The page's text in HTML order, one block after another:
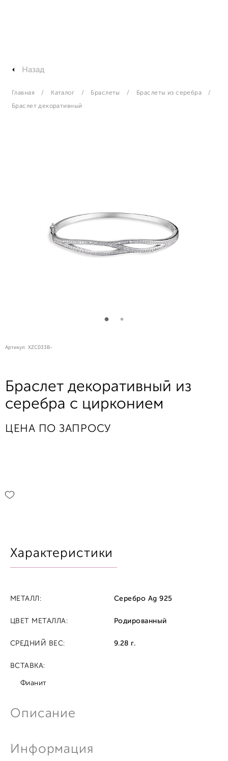
Назад
Главная Каталог Браслеты Браслеты из серебра
Браслет декоративный
Артикул: XZC033B-
Браслет декоративный из
серебра с цирконием
ЦЕНА ПО ЗАПРОСУ
Характеристики
Описание
Информация
МЕТАЛЛ: Серебро Ag 925
ЦВЕТ МЕТАЛЛА: Родированный
СРЕДНИЙ ВЕС: 9.28 г.
ВСТАВКА:
Фианит